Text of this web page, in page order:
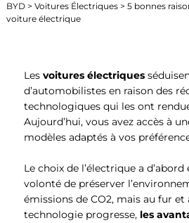
BYD> Voitures Électriques> 5 bonnes
voiture électrique
Les voitures électriques
d’automobilistes en raison des
technologiques qui les ont
Aujourd’hui, vous avez accès à
modèles adaptés à vos
Le choix de l’électrique a
volonté de préserver
émissions de CO2, mais au fur et
technologie progresse, les